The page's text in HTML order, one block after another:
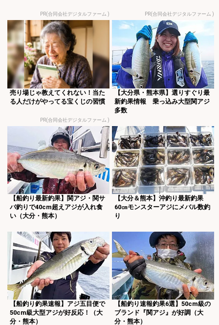
PR(合同会社デジタルファーム ) PR(合同会社デジタルファーム )
売り場じゃ教えてくれない！当た
る人だけがやってる宝くじの習慣
PR(合同会社デジタルファーム )
【大分県・熊本県】選りすぐり最
新釣果情報 乗っ込み大型関アジ
多数
【船釣り最新釣果】関アジ・関サ
バ釣りで40cm超えアジが入れ食
い（大分・熊本）
【大分＆熊本】沖釣り最新釣果
60㎝モンスターアジにメバル数釣
り
【船釣り釣果速報】アジ五目便で
50cm級大型アジが好反応！（大
分・熊本）
【船釣り速報釣果6選】50cm級の
ブランド『関アジ』が好調（大
分・熊本）